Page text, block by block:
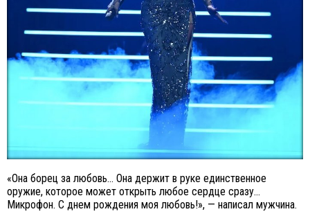
«Она борец за любовь... Она держит в руке единственное
оружие, которое может открыть любое сердце сразу...
Микрофон. С днем рождения моя любовь!», — написал мужчина.